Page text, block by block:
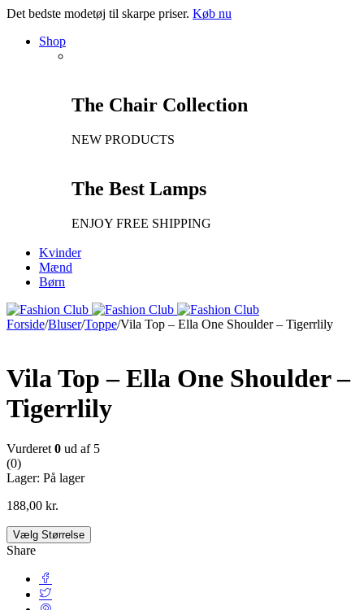
Det bedste modetøj til skarpe priser. Køb nu
Shop
The Chair Collection
NEW PRODUCTS
The Best Lamps
ENJOY FREE SHIPPING
Kvinder
Mænd
Børn
Forside/Bluser/Toppe/Vila Top – Ella One Shoulder – Tigerrlily
Vila Top – Ella One Shoulder –
Tigerrlily
Vurderet 0 ud af 5
(0)
Lager: På lager
188,00 kr.
Vælg Størrelse
Share